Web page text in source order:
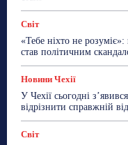
Світ
«Тебе ніхто не розуміє»:
став політичним
Новини Чехії
У Чехії сьогодні
відрізнити справжній
Світ